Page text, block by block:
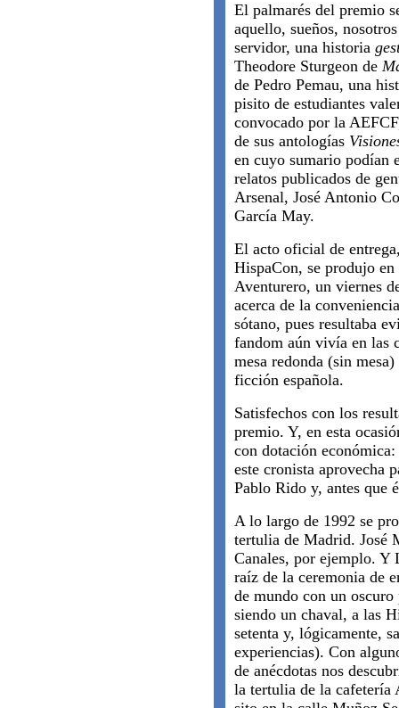
El palmarés del premio
aquello, sueños,
servidor, una historia
Theodore Sturgeon de
de Pedro Pemau, una
pisito de estudiantes
convocado por la
de sus antologías
en cuyo sumario podían
relatos publicados de
Arsenal, José Antonio
García May.
El acto oficial de
HispaCon, se produjo
Aventurero, un viernes
acerca de la
sótano, pues resultaba
fandom aún vivía en las
mesa redonda (sin
ficción española.
Satisfechos con los
premio. Y, en esta
con dotación
este cronista aprovecha
Pablo Rido y, antes que
A lo largo de 1992 se
tertulia de Madrid. José
Canales, por ejemplo. Y
raíz de la ceremonia de
de mundo con un
siendo un chaval, a las
setenta y, lógicamente,
experiencias). Con
de anécdotas nos
la tertulia de la cafetería